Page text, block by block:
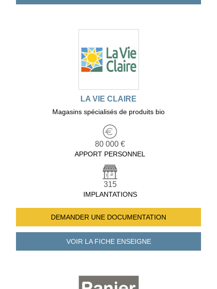
LA VIE CLAIRE
Magasins spécialisés de produits bio
80 000 €
APPORT PERSONNEL
315
IMPLANTATIONS
DEMANDER UNE DOCUMENTATION
VOIR LA FICHEENSEIGNE